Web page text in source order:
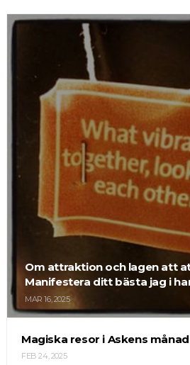
Om attraktion och lagen att
Manifestera ditt bästa jag i
MAR 16, 2025
Magiska resor i Askens
FEB 24, 2025